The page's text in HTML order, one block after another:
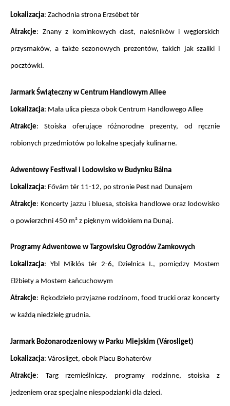
Lokalizacja: Zachodnia strona Erzsébet tér
Atrakcje: Znany z kominkowych ciast, naleśników i węgierskich
przysmaków, a także sezonowych prezentów, takich jak szaliki i
pocztówki.
Jarmark Świąteczny w Centrum Handlowym Allee
Lokalizacja: Mała ulica piesza obok Centrum Handlowego Allee
Atrakcje: Stoiska oferujące różnorodne prezenty, od ręcznie
robionych przedmiotów po lokalne specjały kulinarne.
Adwentowy Festiwal i Lodowisko w Budynku Bálna
Lokalizacja: Fővám tér 11-12, po stronie Pest nad Dunajem
Atrakcje: Koncerty jazzu i bluesa, stoiska handlowe oraz lodowisko
o powierzchni 450 m² z pięknym widokiem na Dunaj.
Programy Adwentowe w Targowisku Ogrodów Zamkowych
Lokalizacja: Ybl Miklós tér 2-6, Dzielnica I., pomiędzy Mostem
Elżbiety a Mostem Łańcuchowym
Atrakcje: Rękodzieło przyjazne rodzinom, food trucki oraz koncerty
w każdą niedzielę grudnia.
Jarmark Bożonarodzeniowy w Parku Miejskim (Városliget)
Lokalizacja: Városliget, obok Placu Bohaterów
Atrakcje: Targ rzemieślniczy, programy rodzinne, stoiska z
jedzeniem oraz specjalne niespodzianki dla dzieci.